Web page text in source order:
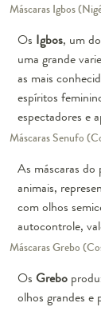
Máscaras Igbos
Os Igbos, um
uma grande
as mais
espíritos
espectadores e
Máscaras Senufo
As máscaras do
animais,
com olhos
autocontrole,
Máscaras Grebo
Os Grebo
olhos grandes e